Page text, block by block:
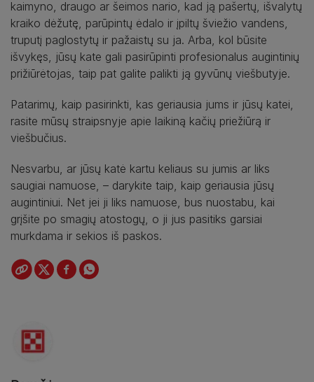
kaimyno, draugo ar šeimos nario, kad ją pašertų, išvalytų
kraiko dėžutę, parūpintų ėdalo ir įpiltų šviežio vandens,
truputį paglostytų ir pažaistų su ja. Arba, kol būsite
išvykęs, jūsų kate gali pasirūpinti profesionalus augintinių
prižiūrėtojas, taip pat galite palikti ją gyvūnų viešbutyje.
Patarimų, kaip pasirinkti, kas geriausia jums ir jūsų katei,
rasite mūsų straipsnyje apie laikiną kačių priežiūrą ir
viešbučius.
Nesvarbu, ar jūsų katė kartu keliaus su jumis ar liks
saugiai namuose, – darykite taip, kaip geriausia jūsų
augintiniui. Net jei ji liks namuose, bus nuostabu, kai
grįšite po smagių atostogų, o ji jus pasitiks garsiai
murkdama ir sekios iš paskos.